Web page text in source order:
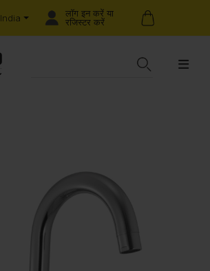
India
लॉग इन करें या
रजिस्टर करें